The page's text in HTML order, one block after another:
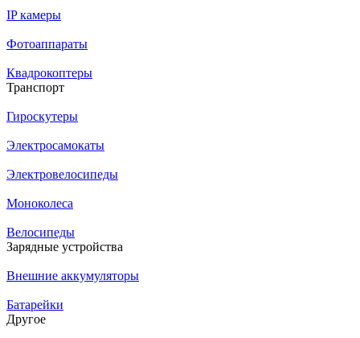
IP камеры
Фотоаппараты
Квадрокоптеры
Транспорт
Гироскутеры
Электросамокаты
Электровелосипеды
Моноколеса
Велосипеды
Зарядные устройства
Внешние аккумуляторы
Батарейки
Другое